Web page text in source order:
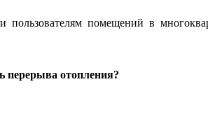
пользователям помещений в
перерыва отопления?